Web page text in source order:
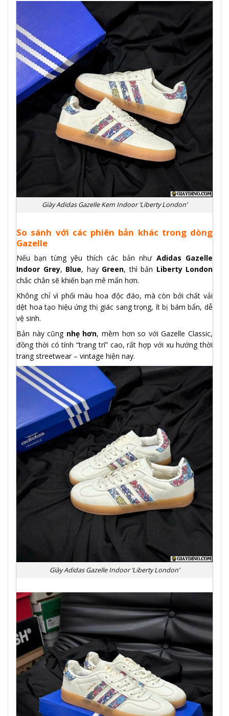
Giày Adidas Gazelle Kem Indoor ‘Liberty London’
So sánh với các phiên bản khác trong dòng
Gazelle
Nếu bạn từng yêu thích các bản như Adidas Gazelle
Indoor Grey, Blue, hay Green, thì bản Liberty London
chắc chắn sẽ khiến bạn mê mẩn hơn.
Không chỉ vì phối màu hoa độc đáo, mà còn bởi chất vải
dệt hoa tạo hiệu ứng thị giác sang trọng, ít bị bám bẩn, dễ
vệ sinh.
Bản này cũng nhẹ hơn, mềm hơn so với Gazelle Classic,
đồng thời có tính “trang trí” cao, rất hợp với xu hướng thời
trang streetwear – vintage hiện nay.
Giày Adidas Gazelle Indoor ‘Liberty London’